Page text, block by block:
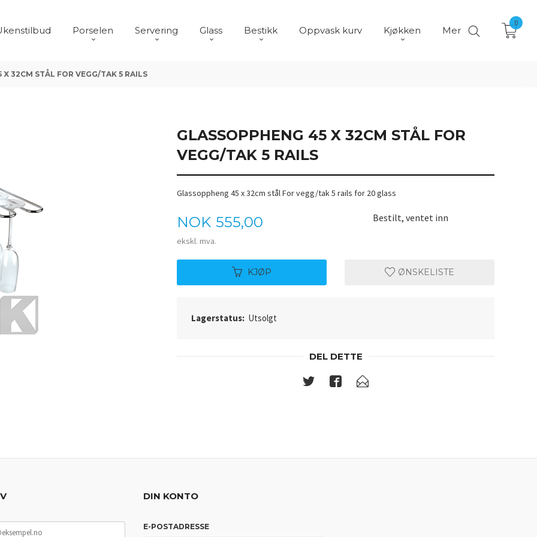
Porselen Servering Glass Bestikk Oppvask kurv Kjøkken Mer
0
X 32CM STÅL FOR VEGG/TAK 5 RAILS
GLASSOPPHENG 45 X 32CM STÅL FOR
VEGG/TAK 5 RAILS
Glassoppheng 45 x 32cm stål For vegg/tak 5 rails for 20 glass
Pris
NOK 555,00
ekskl. mva.
Bestilt, ventet inn
KJØP ØNSKELISTE
Lagerstatus: Utsolgt
DEL DETTE
DIN KONTO
E-POSTADRESSE